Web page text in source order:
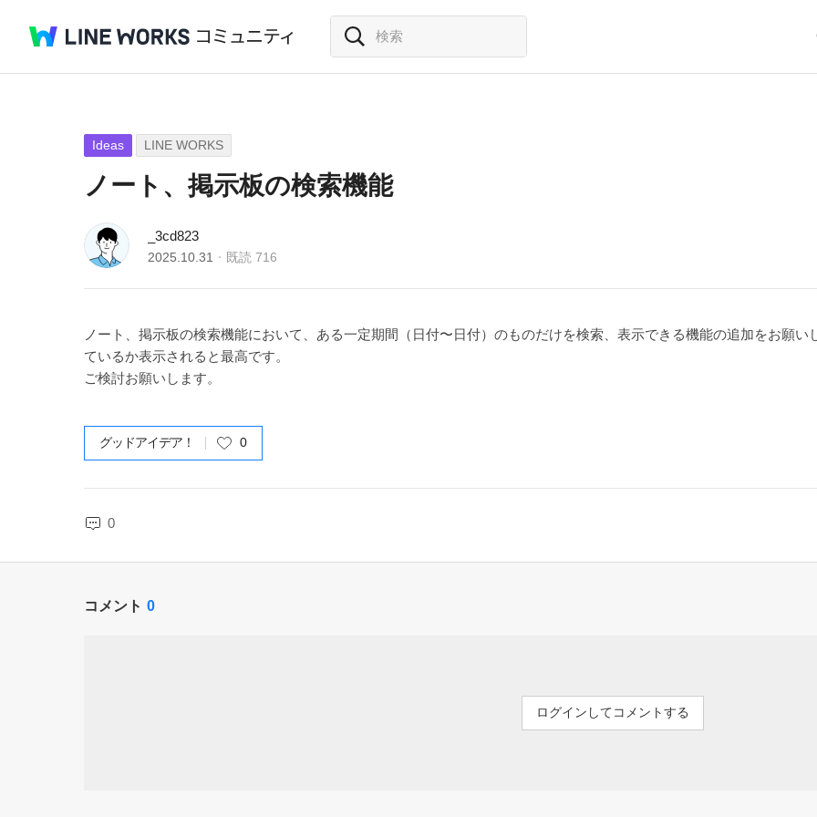
Ideas LINE WORKS
ノート、掲示板の検索機能
_3cd823
2025.10.31 既読 716
ノート、掲示板の検索機能において、ある一定期間（日付〜日付）のものだけを検索、表示できる機能の追加をお願
ているか表示されると最高です。
ご検討お願いします。
グッドアイデア！ 0
0
コメント 0
ログインしてコメントする